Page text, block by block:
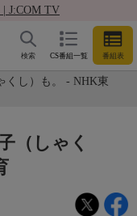
J:COM TV
CS番組一覧 番組表
検索
くし）も。 - NHK東
（しゃく